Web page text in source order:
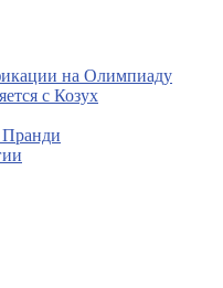
на Олимпиаду
с Козух